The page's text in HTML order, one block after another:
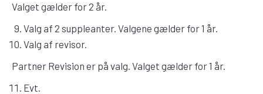
Valget gælder for 2 år.
Valg af 2 suppleanter. Valgene gælder for 1 år.
Valg af revisor.
Partner Revision er på valg. Valget gælder for 1 år.
Evt.